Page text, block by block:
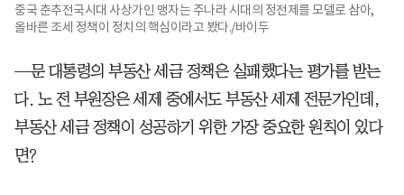
중국 춘추전국시대 사상가인 맹자는 주나라 시대의 정전제를 모델로 삼아,
올바른 조세 정책이 정치의 핵심이라고 봤다./바이두
—문 대통령의 부동산 세금 정책은 실패했다는 평가를 받는
다. 노 전 부원장은 세제 중에서도 부동산 세제 전문가인데,
부동산 세금 정책이 성공하기 위한 가장 중요한 원칙이 있다
면?